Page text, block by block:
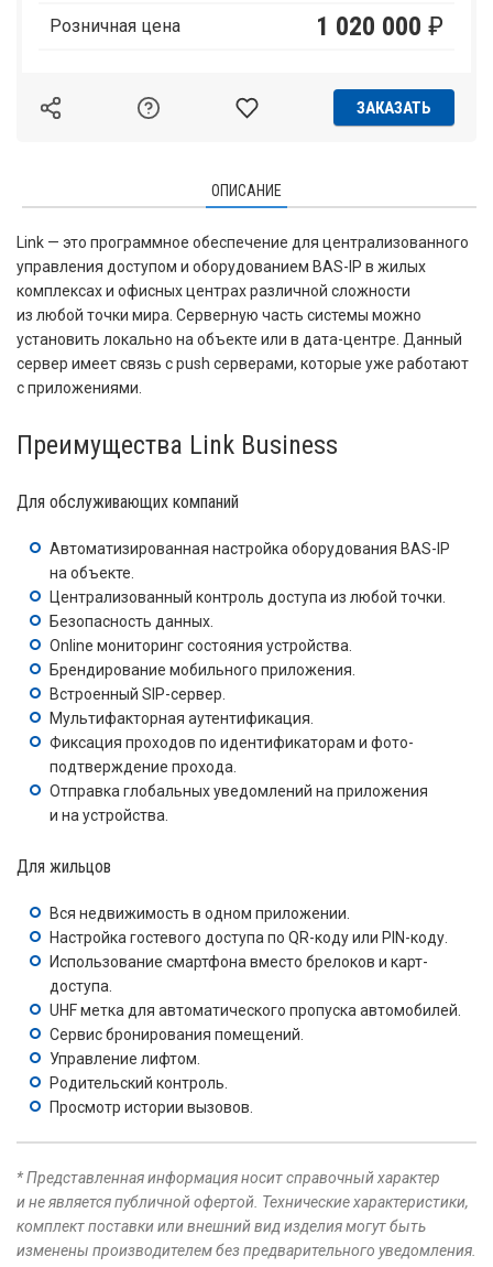
Розничная цена 1 020 000 ₽
ЗАКАЗАТЬ
ОПИСАНИЕ
Link — это программное обеспечение для централизованного
управления доступом и оборудованием BAS-IP в жилых
комплексах и офисных центрах различной сложности
из любой точки мира. Серверную часть системы можно
установить локально на объекте или в дата-центре. Данный
сервер имеет связь с push серверами, которые уже работают
с приложениями.
Преимущества Link Business
Для обслуживающих компаний
Автоматизированная настройка оборудования BAS-IP
на объекте.
Централизованный контроль доступа из любой точки.
Безопасность данных.
Online мониторинг состояния устройства.
Брендирование мобильного приложения.
Встроенный SIP-сервер.
Мультифакторная аутентификация.
Фиксация проходов по идентификаторам и фото-
подтверждение прохода.
Отправка глобальных уведомлений на приложения
и на устройства.
Для жильцов
Вся недвижимость в одном приложении.
Настройка гостевого доступа по QR-коду или PIN-коду.
Использование смартфона вместо брелоков и карт-
доступа.
UHF метка для автоматического пропуска автомобилей.
Сервис бронирования помещений.
Управление лифтом.
Родительский контроль.
Просмотр истории вызовов.
* Представленная информация носит справочный характер
и не является публичной офертой. Технические характеристики,
комплект поставки или внешний вид изделия могут быть
изменены производителем без предварительного уведомления.